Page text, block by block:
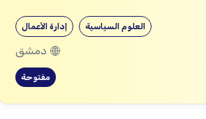
إدارة الأعمال العلوم السياسية
دمشق
مفتوحة